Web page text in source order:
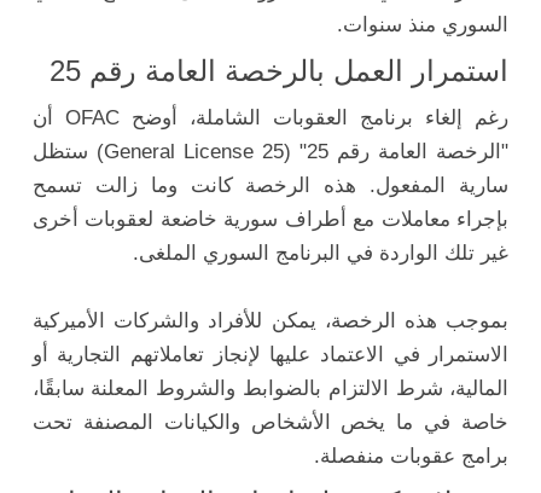
السوري منذ سنوات.
استمرار العمل بالرخصة العامة رقم 25
رغم إلغاء برنامج العقوبات الشاملة، أوضح OFAC أن
"الرخصة العامة رقم 25" (General License 25) ستظل
سارية المفعول. هذه الرخصة كانت وما زالت تسمح
بإجراء معاملات مع أطراف سورية خاضعة لعقوبات أخرى
غير تلك الواردة في البرنامج السوري الملغى.
بموجب هذه الرخصة، يمكن للأفراد والشركات الأميركية
الاستمرار في الاعتماد عليها لإنجاز تعاملاتهم التجارية أو
المالية، شرط الالتزام بالضوابط والشروط المعلنة سابقًا،
خاصة في ما يخص الأشخاص والكيانات المصنفة تحت
برامج عقوبات منفصلة.